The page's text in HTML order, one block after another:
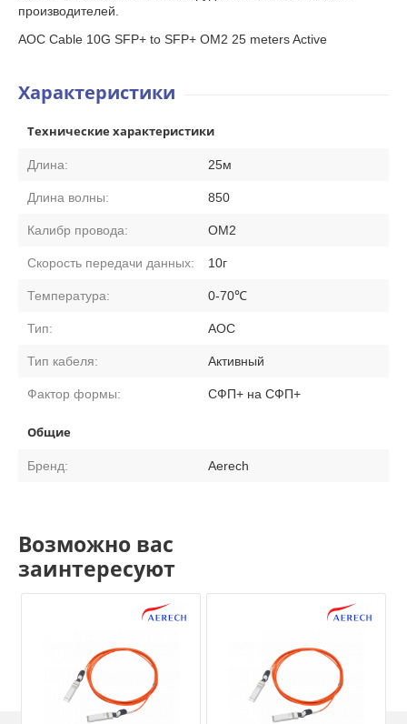
производителей.
AOC Cable 10G SFP+ to SFP+ OM2 25 meters Active
Характеристики
Технические характеристики
Длина: 25м
Длина волны: 850
Калибр провода: ОМ2
Скорость передачи данных: 10г
Температура: 0-70℃
Тип: АОС
Тип кабеля: Активный
Фактор формы: СФП+ на СФП+
Общие
Бренд: Aerech
Возможно вас
заинтересуют